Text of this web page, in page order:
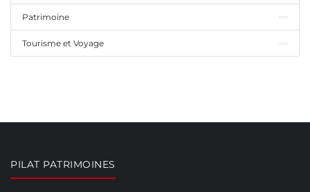
Patrimoine
Tourisme et Voyage
PILAT PATRIMOINES